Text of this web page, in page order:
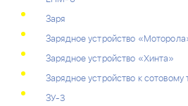
Заря
Зарядное устройство
Зарядное устройство «Хинта»
Зарядное устройство к сотовому
ЗУ-3